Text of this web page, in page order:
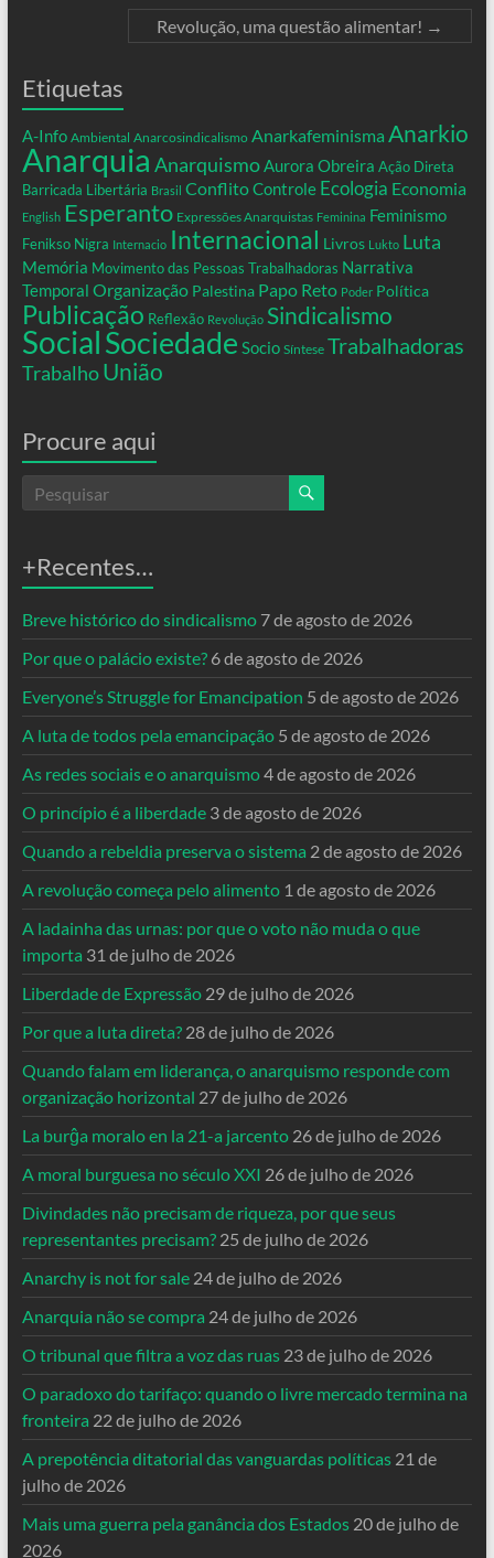
Revolução, uma questão alimentar! →
Etiquetas
A-Info Ambiental Anarcosindicalismo Anarkafeminisma Anarkio
Anarquia AnarquismoAurora Obreira Ação Direta
Barricada Libertária Brasil ConflitoControle Ecologia Economia
English Esperanto Expressões Anarquistas Feminina Feminismo
Fenikso Nigra Internacio Internacional Livros Lukto Luta
Memória Movimento das Pessoas Trabalhadoras Narrativa
Temporal Organização Palestina Papo Reto Poder Política
Publicação Reflexão Revolução Sindicalismo
SocialSociedade Socio Síntese Trabalhadoras
Trabalho União
Procure aqui
+Recentes…
Breve histórico do sindicalismo 7 de agosto de 2026
Por que o palácio existe? 6 de agosto de 2026
Everyone’s Struggle for Emancipation 5 de agosto de 2026
A luta de todos pela emancipação 5 de agosto de 2026
As redes sociais e o anarquismo4 de agosto de 2026
O princípio é a liberdade 3 de agosto de 2026
Quando a rebeldia preserva o sistema 2 de agosto de 2026
A revolução começa pelo alimento 1 de agosto de 2026
A ladainha das urnas: por que o voto não muda o que
importa 31 de julho de 2026
Liberdade de Expressão 29 de julho de 2026
Por que a luta direta? 28 de julho de 2026
Quando falam em liderança, o anarquismo responde com
organização horizontal 27 de julho de 2026
La burĝa moralo en la 21-a jarcento 26 de julho de 2026
A moral burguesa no século XXI 26 de julho de 2026
Divindades não precisam de riqueza, por que seus
representantes precisam? 25 de julho de 2026
Anarchy is not for sale 24 de julho de 2026
Anarquia não se compra 24 de julho de 2026
O tribunal que filtra a voz das ruas 23 de julho de 2026
O paradoxo do tarifaço: quando o livre mercado termina na
fronteira 22 de julho de 2026
A prepotência ditatorial das vanguardas políticas 21 de
julho de 2026
Mais uma guerra pela ganância dos Estados 20 de julho de
2026